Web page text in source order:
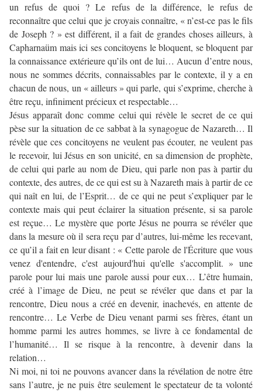
un refus de quoi ? Le refus de la différence, le refus de
reconnaître que celui que je croyais connaître, « n’est-ce pas le fils
de Joseph ? » est différent, il a fait de grandes choses ailleurs, à
Capharnaüm mais ici ses concitoyens le bloquent, se bloquent par
la connaissance extérieure qu’ils ont de lui… Aucun d’entre nous,
nous ne sommes décrits, connaissables par le contexte, il y a en
chacun de nous, un « ailleurs » qui parle, qui s’exprime, cherche à
être reçu, infiniment précieux et respectable…
Jésus apparaît donc comme celui qui révèle le secret de ce qui
pèse sur la situation de ce sabbat à la synagogue de Nazareth… Il
révèle que ces concitoyens ne veulent pas écouter, ne veulent pas
le recevoir, lui Jésus en son unicité, en sa dimension de prophète,
de celui qui parle au nom de Dieu, qui parle non pas à partir du
contexte, des autres, de ce qui est su à Nazareth mais à partir de ce
qui naît en lui, de l’Esprit… de ce qui ne peut s’expliquer par le
contexte mais qui peut éclairer la situation présente, si sa parole
est reçue… Le mystère que porte Jésus ne pourra se révéler que
dans la mesure où il sera reçu par d’autres, lui-même les recevant,
ce qu’il a fait en leur disant : « Cette parole de l'Écriture que vous
venez d'entendre, c'est aujourd'hui qu'elle s'accomplit. » une
parole pour lui mais une parole aussi pour eux… L’être humain,
créé à l’image de Dieu, ne peut se révéler que dans et par la
rencontre, Dieu nous a créé en devenir, inachevés, en attente de
rencontre… Le Verbe de Dieu venant parmi ses frères, étant un
homme parmi les autres hommes, se livre à ce fondamental de
l’humanité… Il se risque à la rencontre, à devenir dans la
relation…
Ni moi, ni toi ne pouvons avancer dans la révélation de notre être
sans l’autre, je ne puis être seulement le spectateur de ta volonté